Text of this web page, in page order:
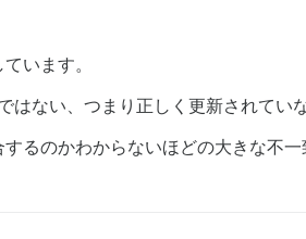
います。
はない、つまり正しく更新されてい
るのかわからないほどの大きな不一